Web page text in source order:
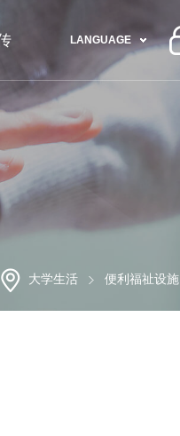
LANGUAGE
大学生活 便利福祉设施